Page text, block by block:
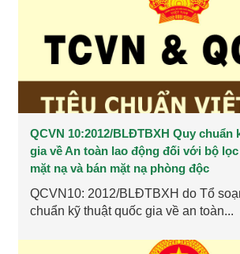
QCVN 10:2012/BLĐTBXH Quy chuẩn
gia về An toàn lao động đối với bộ
mặt nạ và bán mặt nạ phòng độc
QCVN10: 2012/BLĐTBXH do Tổ
chuẩn kỹ thuật quốc gia về an toàn...